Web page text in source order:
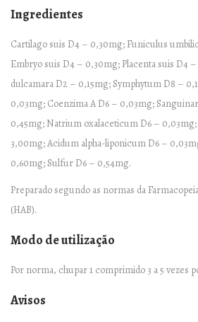
t
i
t
y
Ingredientes
Cartilago suis D4 – 0,30mg; Funiculus
Embryo suis D4 – 0,30mg; Placenta suis D4
dulcamara D2 – 0,15mg; Symphytum D8 –
0,03mg; Coenzima A D6 – 0,03mg;
0,45mg; Natrium oxalaceticum D6 –
3,00mg; Acidum alpha-liponicum D6 –
0,60mg; Sulfur D6 – 0,54mg.
Preparado segundo as normas da
(HAB).
Modo de utilização
Por norma, chupar 1 comprimido 3 a 5 vezes
Avisos